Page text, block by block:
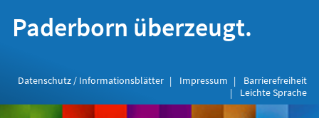
Paderborn überzeugt.
Datenschutz / Informationsblätter Impressum
Barrierefreiheit
Leichte Sprache